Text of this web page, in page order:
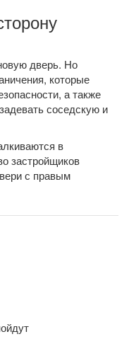
дверь. Но
которые
а также
соседскую и
в
застройщиков
с правым